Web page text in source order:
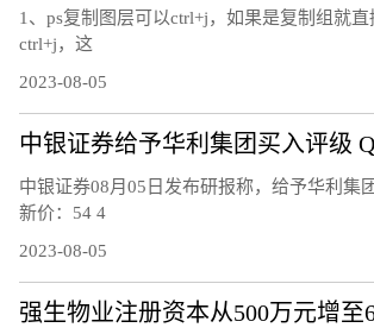
1、ps复制图层可以ctrl+j，如果是复制组就
ctrl+j，这
2023-08-05
中银证券08月05日发布研报称，给予华利集
新价：54 4
2023-08-05